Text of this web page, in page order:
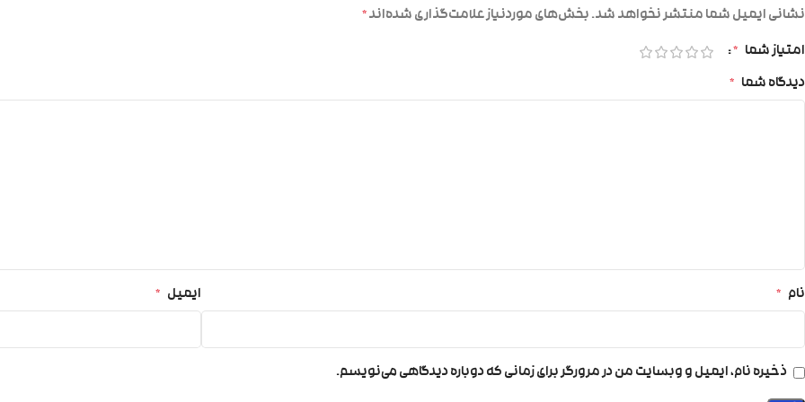
نشانی ایمیل شما منتشر نخواهد شد.بخش‌های موردنیاز علامت‌گذاری شده‌اند*
امتیاز شما *
دیدگاه شما *
نام * ایمیل *
ذخیره نام، ایمیل و وبسایت من در مرورگر برای زمانی که دوباره دیدگاهی می‌نویسم.